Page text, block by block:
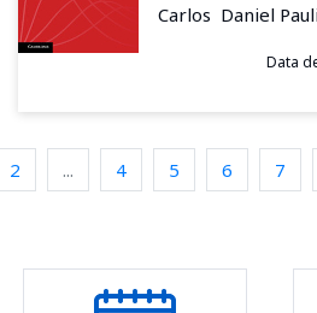
Carlos Daniel
Data
2 ... 4 5 6 7